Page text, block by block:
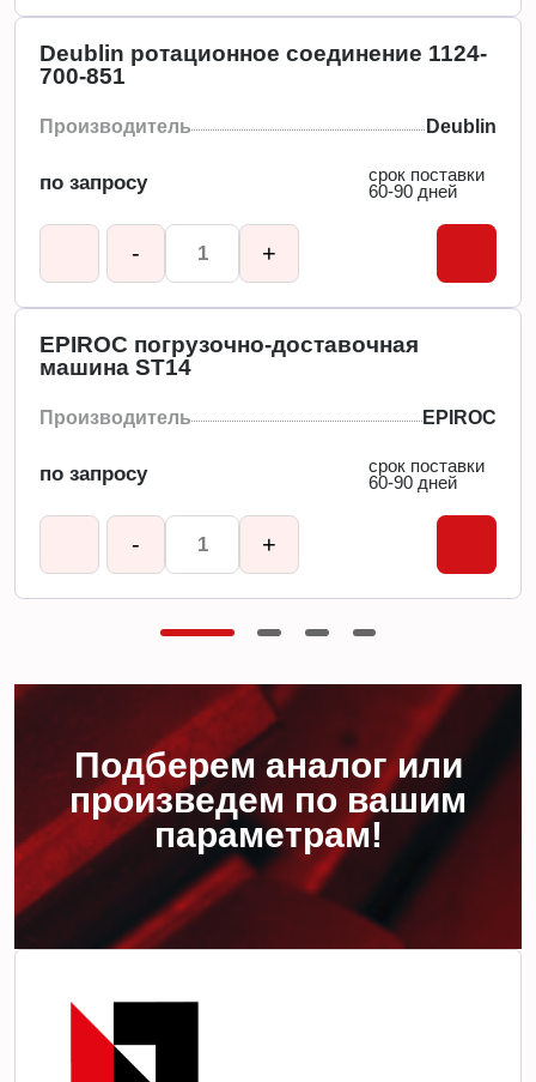
Deublin ротационное соединение 1124-
700-851
Производитель Deublin
по запросу
срок поставки
60-90 дней
- +
EPIROC погрузочно-доставочная
машина ST14
Производитель EPIROC
по запросу
срок поставки
60-90 дней
- +
Подберем аналог или
произведем по вашим
параметрам!